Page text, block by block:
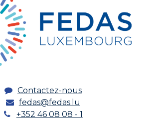
Contactez-nous
fedas@fedas.lu
+352 46 08 08 - 1